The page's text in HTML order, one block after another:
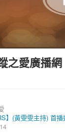
之愛廣播
】(黃雯雯主持) 首